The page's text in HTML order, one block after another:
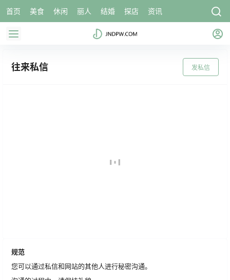
首页 美食 休闲 丽人 结婚 探店 资讯
往来私信 发私信
规范
您可以通过私信和网站的其他人进行秘密沟通。